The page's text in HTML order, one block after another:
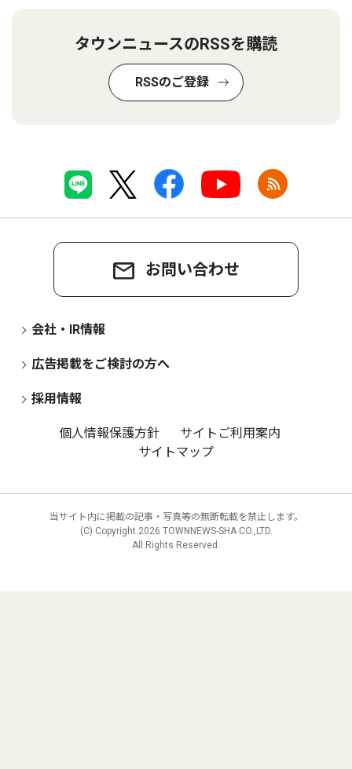
タウンニュースのRSSを購読
RSSのご登録
お問い合わせ
会社・IR情報
広告掲載をご検討の方へ
採用情報
個人情報保護方針
サイトご利用案内
サイトマップ
当サイト内に掲載の記事・写真等の無断転載を禁止します。
(C) Copyright 2026 TOWNNEWS-SHA CO.,LTD.
All Rights Reserved.